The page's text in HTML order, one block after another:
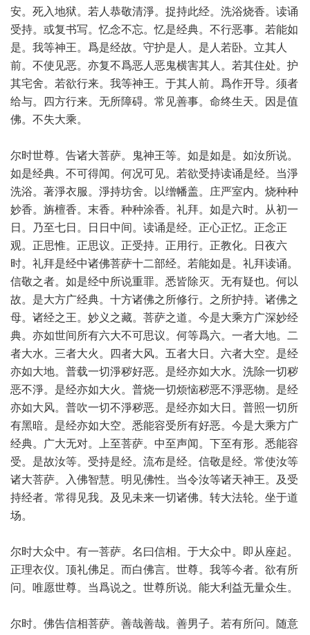
安。死入地狱。若人恭敬清淨。捉持此经。洗浴烧香。读诵
受持。或复书写。忆念不忘。忆是经典。不行恶事。若能如
是。我等神王。爲是经故。守护是人。是人若卧。立其人
前。不使见恶。亦复不爲恶人恶鬼横害其人。若其住处。护
其宅舍。若欲行来。我等神王。于其人前。爲作开导。须者
给与。四方行来。无所障碍。常见善事。命终生天。因是值
佛。不失大乘。
尔时世尊。告诸大菩萨。鬼神王等。如是如是。如汝所说。
如是经典。不可得闻。何况可见。若欲受持读诵是经。当淨
洗浴。著淨衣服。淨持坊舍。以缯幡盖。庄严室内。烧种种
妙香。旃檀香。末香。种种涂香。礼拜。如是六时。从初一
日。乃至七日。日日中间。读诵是经。正心正忆。正念正
观。正思惟。正思议。正受持。正用行。正教化。日夜六
时。礼拜是经中诸佛菩萨十二部经。若能如是。礼拜读诵。
信敬之者。如是经中所说重罪。悉皆除灭。无有疑也。何以
故。是大方广经典。十方诸佛之所修行。之所护持。诸佛之
母。诸经之王。妙义之藏。菩萨之道。今是大乘方广深妙经
典。亦如世间所有六大不可思议。何等爲六。一者大地。二
者大水。三者大火。四者大风。五者大日。六者大空。是经
亦如大地。普载一切淨秽好恶。是经亦如大水。洗除一切秽
恶不淨。是经亦如大火。普烧一切烦恼秽恶不淨恶物。是经
亦如大风。普吹一切不淨秽恶。是经亦如大日。普照一切所
有黑暗。是经亦如大空。悉能容受所有好恶。今是大乘方广
经典。广大无对。上至菩萨。中至声闻。下至有形。悉能容
受。是故汝等。受持是经。流布是经。信敬是经。常使汝等
诸大菩萨。入佛智慧。明见佛性。当令汝等诸天神王。及受
持经者。常得见我。及见未来一切诸佛。转大法轮。坐于道
场。
尔时大众中。有一菩萨。名曰信相。于大众中。即从座起。
正理衣仪。顶礼佛足。而白佛言。世尊。我等今者。欲有所
问。唯愿世尊。当爲说之。世尊所说。能大利益无量众生。
尔时。佛告信相菩萨。善哉善哉。善男子。若有所问。随意